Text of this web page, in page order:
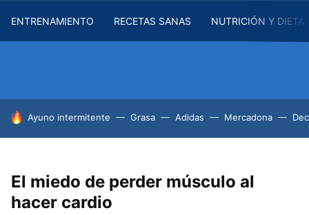
ENTRENAMIENTO RECETAS SANAS NUTRICIÓN Y
HOY SE HABLA DE
Ayuno intermitente Grasa Adidas Mercadona
El miedo de perder músculo al
hacer cardio